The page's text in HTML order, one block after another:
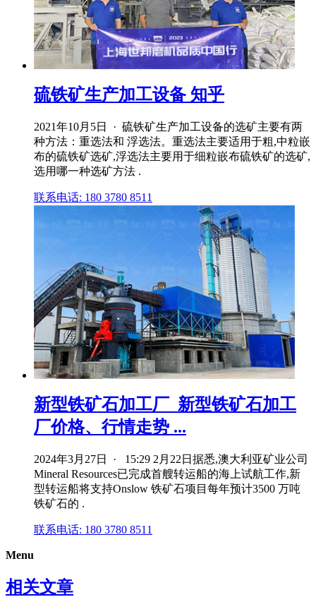
硫铁矿生产加工设备 知乎
2021年10月5日 · 硫铁矿生产加工设备的选矿主要有两
种方法：重选法和 浮选法。重选法主要适用于粗,中粒嵌
布的硫铁矿选矿,浮选法主要用于细粒嵌布硫铁矿的选矿,
选用哪一种选矿方法 .
联系电话: 180 3780 8511
新型铁矿石加工厂_新型铁矿石加工
厂价格、行情走势 ...
2024年3月27日 · 15:29 2月22日据悉,澳大利亚矿业公司
Mineral Resources已完成首艘转运船的海上试航工作,新
型转运船将支持Onslow 铁矿石项目每年预计3500 万吨
铁矿石的 .
联系电话: 180 3780 8511
Menu
相关文章